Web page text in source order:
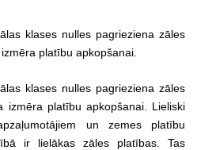
klases nulles pagrieziena zāles
platību apkopšanai.
klases nulles pagrieziena zāles
izmēra platību apkopšanai. Lieliski
un zemes platību
ir lielākas zāles platības. Tas